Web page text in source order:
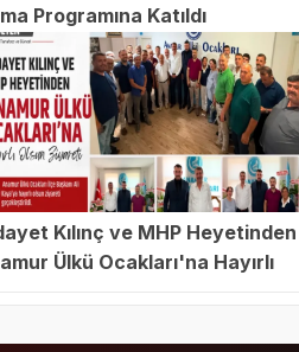
Programına Katıldı
Kılınç ve MHP Heyetinden
Ülkü Ocakları'na Hayırlı